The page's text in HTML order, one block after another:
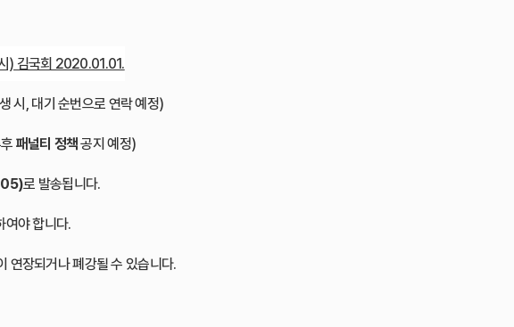
) 김국회 2020.01.01.
시, 대기 순번으로 연락 예정)
패널티 정책공지 예정)
로 발송됩니다.
여야 합니다.
연장되거나 폐강될 수 있습니다.